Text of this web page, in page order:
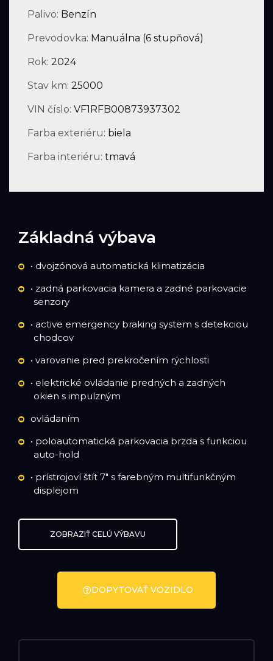
Palivo: Benzín
Prevodovka: Manuálna (6 stupňová)
Rok: 2024
Stav km: 25000
VIN číslo: VF1RFB00873937302
Farba exteriéru: biela
Farba interiéru: tmavá
Základná výbava
• dvojzónová automatická klimatizácia
• zadná parkovacia kamera a zadné parkovacie
senzory
• active emergency braking system s detekciou
chodcov
• varovanie pred prekročením rýchlosti
• elektrické ovládanie predných a zadných
okien s impulzným
ovládaním
• poloautomatická parkovacia brzda s funkciou
auto-hold
• prístrojoví štít 7" s farebným multifunkčným
displejom
ZOBRAZIŤ CELÚ VÝBAVU
DOPYTOVAŤ VOZIDLO